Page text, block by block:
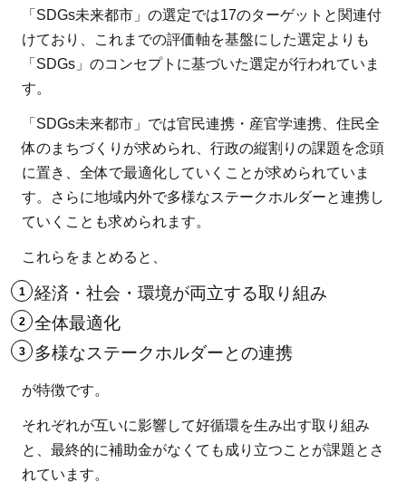
「SDGs未来都市」の選定では17のターゲットと関連付
けており、これまでの評価軸を基盤にした選定よりも
「SDGs」のコンセプトに基づいた選定が行われていま
す。
「SDGs未来都市」では官民連携・産官学連携、住民全
体のまちづくりが求められ、行政の縦割りの課題を念頭
に置き、全体で最適化していくことが求められていま
す。さらに地域内外で多様なステークホルダーと連携し
ていくことも求められます。
これらをまとめると、
経済・社会・環境が両立する取り組み
全体最適化
多様なステークホルダーとの連携
が特徴です。
それぞれが互いに影響して好循環を生み出す取り組み
と、最終的に補助金がなくても成り立つことが課題とさ
れています。